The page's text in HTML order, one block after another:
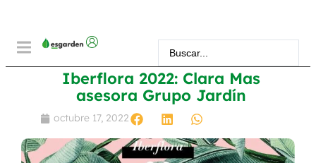
Iberflora 2022: Clara Mas
asesora Grupo Jardín
octubre 17, 2022